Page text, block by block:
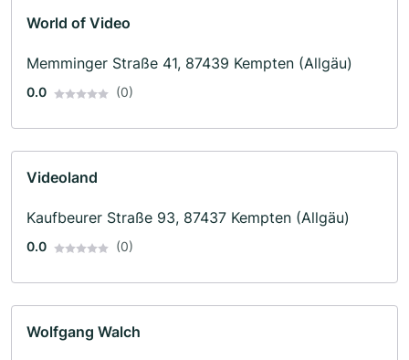
World of Video
Memminger Straße 41, 87439 Kempten (Allgäu)
0.0 (0)
Videoland
Kaufbeurer Straße 93, 87437 Kempten (Allgäu)
0.0 (0)
Wolfgang Walch